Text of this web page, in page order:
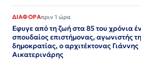
ΔΙΑΦΟΡΑπριν 1 ώρα
Εφυγε από τη ζωή στα 85 του χρόνια
σπουδαίος επιστήμονας, αγωνιστής
δημοκρατίας, ο αρχιτέκτονας Γιάννης
Αικατερινάρης